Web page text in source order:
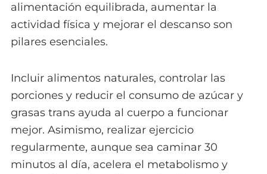
alimentación equilibrada, aumentar la
actividad física y mejorar el descanso son
pilares esenciales.
Incluir alimentos naturales, controlar las
porciones y reducir el consumo de azúcar y
grasas trans ayuda al cuerpo a funcionar
mejor. Asimismo, realizar ejercicio
regularmente, aunque sea caminar 30
minutos al día, acelera el metabolismo y